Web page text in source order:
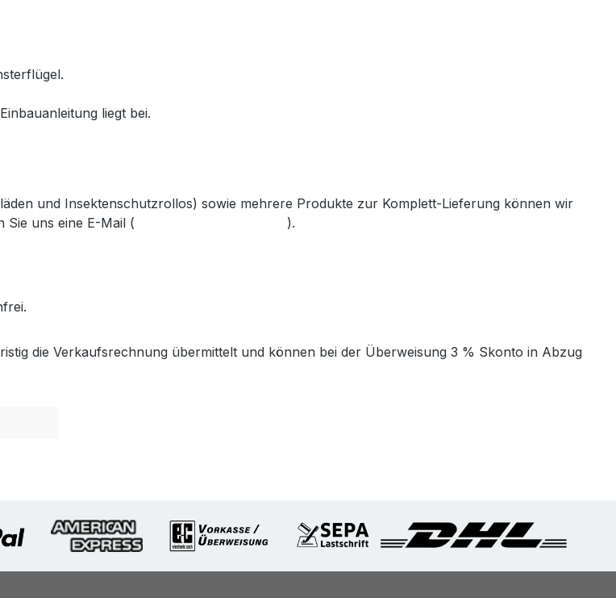
liegt bei.
und Insektenschutzrollos) sowie mehrere Produkte zur Komplett-Lieferung können wir
Sie uns eine E-Mail ( ).
die Verkaufsrechnung übermittelt und können bei der Überweisung 3 % Skonto in Abzug